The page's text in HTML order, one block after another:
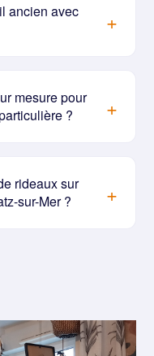
ancien avec
mesure pour
?
rideaux sur
sur-Mer ?